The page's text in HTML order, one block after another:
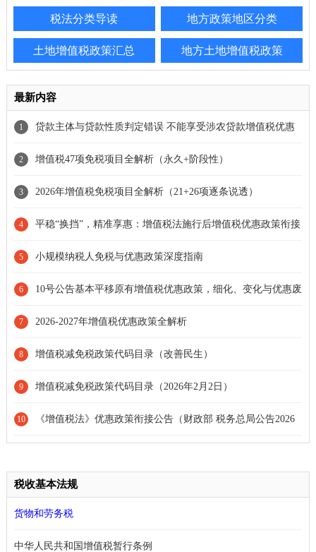
税法分类导读 地方政策地区分类
土地增值税政策汇总 地方土地增值税政策
最新内容
1 贷款主体与贷款性质判定错误 不能享受涉农贷款增值税优惠
2 增值税47项免税项目全解析（永久+阶段性）
3 2026年增值税免税项目全解析（21+26项逐条说透）
4 平稳“换挡”，精准享惠：增值税法施行后增值税优惠政策衔接
解读（毕马威解读）
5 小规模纳税人免税与优惠政策深度指南
6 10号公告基本平移原有增值税优惠政策，细化、变化与优惠废
止值得关注
7 2026-2027年增值税优惠政策全解析
8 增值税减免税政策代码目录（改善民生）
9 增值税减免税政策代码目录（2026年2月2日）
10 《增值税法》优惠政策衔接公告（财政部 税务总局公告2026
税收基本法规
货物和劳务税
中华人民共和国增值税暂行条例